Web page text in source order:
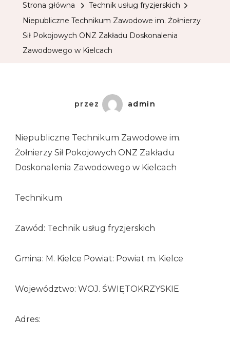
Strona główna
Technik usług fryzjerskich
Niepubliczne Technikum Zawodowe im. Żołnierzy
Sił Pokojowych ONZ Zakładu Doskonalenia
Zawodowego w Kielcach
przez admin
Niepubliczne Technikum Zawodowe im.
Żołnierzy Sił Pokojowych ONZ Zakładu
Doskonalenia Zawodowego w Kielcach
Technikum
Zawód: Technik usług fryzjerskich
Gmina: M. Kielce Powiat: Powiat m. Kielce
Województwo: WOJ. ŚWIĘTOKRZYSKIE
Adres: